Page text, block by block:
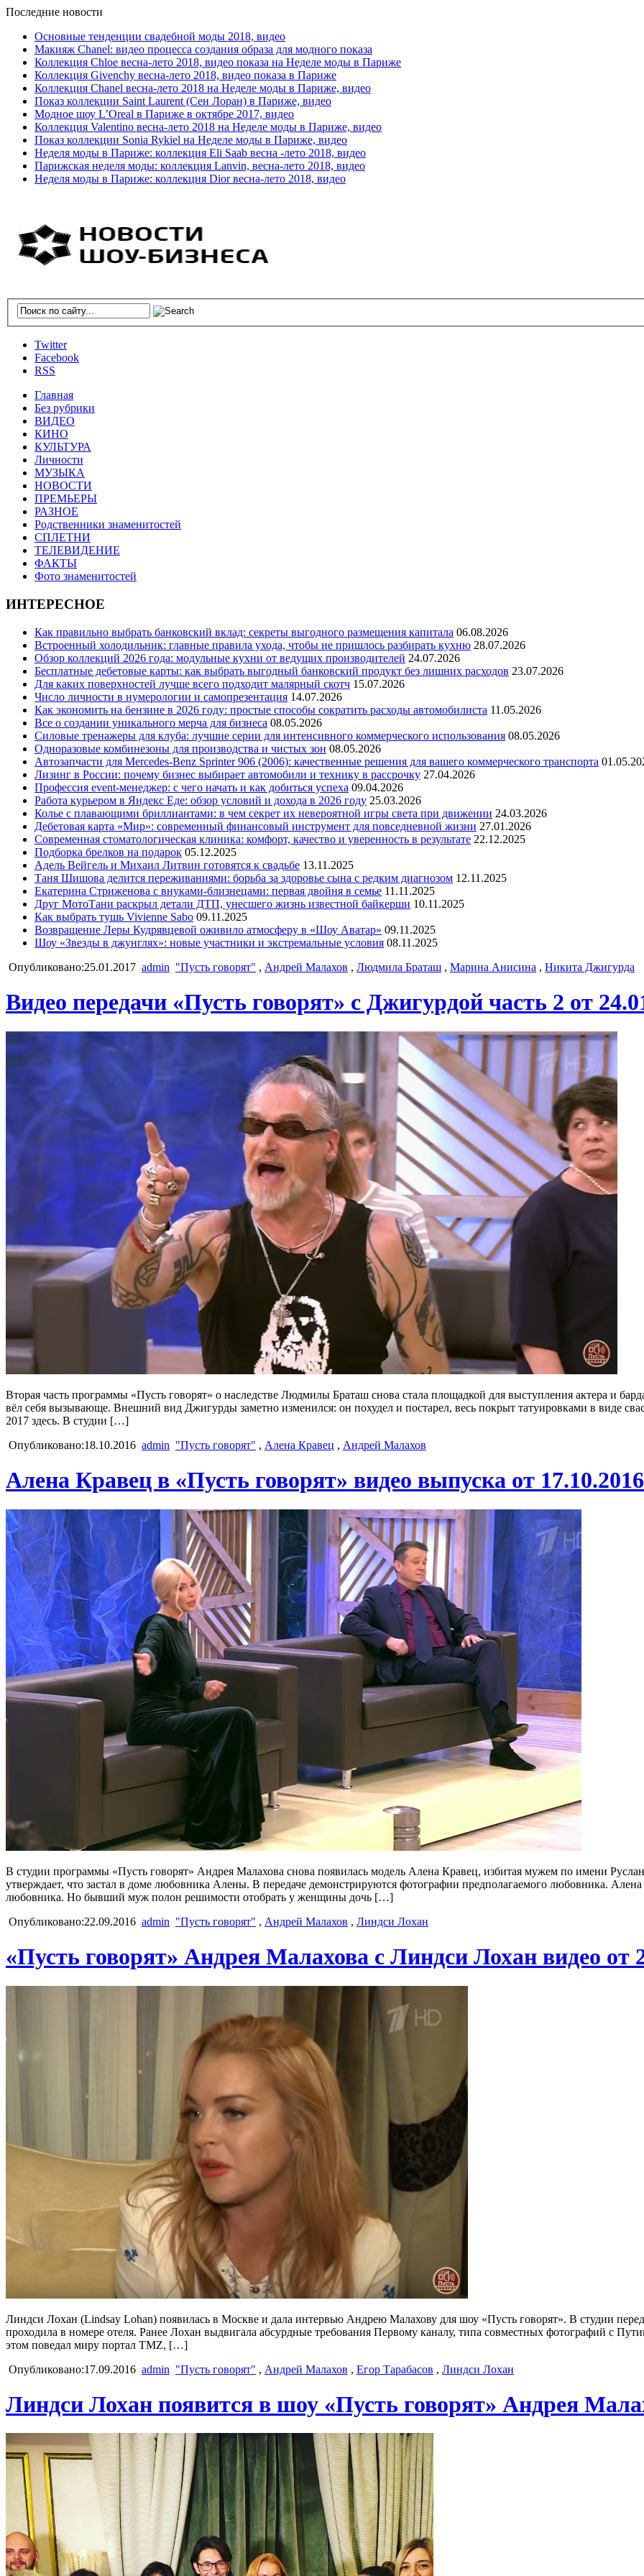
Последние новости
Основные тенденции свадебной моды 2018, видео
Макияж Chanel: видео процесса создания образа для модного показа
Коллекция Chloe весна-лето 2018, видео показа на Неделе моды в Париже
Коллекция Givenchy весна-лето 2018, видео показа в Париже
Коллекция Chanel весна-лето 2018 на Неделе моды в Париже, видео
Показ коллекции Saint Laurent (Сен Лоран) в Париже, видео
Модное шоу L’Oreal в Париже в октябре 2017, видео
Коллекция Valentino весна-лето 2018 на Неделе моды в Париже, видео
Показ коллекции Sonia Rykiel на Неделе моды в Париже, видео
Неделя моды в Париже: коллекция Eli Saab весна -лето 2018, видео
Парижская неделя моды: коллекция Lanvin, весна-лето 2018, видео
Неделя моды в Париже: коллекция Dior весна-лето 2018, видео
Twitter
Facebook
RSS
Главная
Без рубрики
ВИДЕО
КИНО
КУЛЬТУРА
Личности
МУЗЫКА
НОВОСТИ
ПРЕМЬЕРЫ
РАЗНОЕ
Родственники знаменитостей
СПЛЕТНИ
ТЕЛЕВИДЕНИЕ
ФАКТЫ
Фото знаменитостей
ИНТЕРЕСНОЕ
Как правильно выбрать банковский вклад: секреты выгодного размещения капитала 06.08.2026
Встроенный холодильник: главные правила ухода, чтобы не пришлось разбирать кухню 28.07.2026
Обзор коллекций 2026 года: модульные кухни от ведущих производителей 24.07.2026
Бесплатные дебетовые карты: как выбрать выгодный банковский продукт без лишних расходов 23.07.2026
Для каких поверхностей лучше всего подходит малярный скотч 15.07.2026
Число личности в нумерологии и самопрезентация 14.07.2026
Как экономить на бензине в 2026 году: простые способы сократить расходы автомобилиста 11.05.2026
Все о создании уникального мерча для бизнеса 08.05.2026
Силовые тренажеры для клуба: лучшие серии для интенсивного коммерческого использования 08.05.2026
Одноразовые комбинезоны для производства и чистых зон 08.05.2026
Автозапчасти для Mercedes-Benz Sprinter 906 (2006): качественные решения для вашего коммерческого транспорта
Лизинг в России: почему бизнес выбирает автомобили и технику в рассрочку 27.04.2026
Профессия event-менеджер: с чего начать и как добиться успеха 09.04.2026
Работа курьером в Яндекс Еде: обзор условий и дохода в 2026 году 25.03.2026
Колье с плавающими бриллиантами: в чем секрет их невероятной игры света при движении 24.03.2026
Дебетовая карта «Мир»: современный финансовый инструмент для повседневной жизни 27.01.2026
Современная стоматологическая клиника: комфорт, качество и уверенность в результате 22.12.2025
Подборка брелков на подарок 05.12.2025
Адель Вейгель и Михаил Литвин готовятся к свадьбе 13.11.2025
Таня Шишова делится переживаниями: борьба за здоровье сына с редким диагнозом 12.11.2025
Екатерина Стриженова с внуками-близнецами: первая двойня в семье 11.11.2025
Друг МотоТани раскрыл детали ДТП, унесшего жизнь известной байкерши 10.11.2025
Как выбрать тушь Vivienne Sabo 09.11.2025
Возвращение Леры Кудрявцевой оживило атмосферу в «Шоу Аватар» 09.11.2025
Шоу «Звезды в джунглях»: новые участники и экстремальные условия 08.11.2025
Опубликовано:25.01.2017 admin "Пусть говорят" , Андрей Малахов , Людмила Браташ , Марина Анисина , Никита Джигурда
Видео передачи «Пусть говорят» с Джигурдой часть 2 от
Вторая часть программы «Пусть говорят» о наследстве Людмилы Браташ снова стала площадкой для выступления актера и
вёл себя вызывающе. Внешний вид Джигурды заметно изменился: он похудел и постарел, весь покрыт татуировками в виде
2017 здесь. В студии […]
Опубликовано:18.10.2016 admin "Пусть говорят" , Алена Кравец , Андрей Малахов
Алена Кравец в «Пусть говорят» видео выпуска от 17.10.2016
В студии программы «Пусть говорят» Андрея Малахова снова появилась модель Алена Кравец, избитая мужем по имени
утверждает, что застал в доме любовника Алены. В передаче демонстрируются фотографии предполагаемого любовника.
любовника. Но бывший муж полон решимости отобрать у женщины дочь […]
Опубликовано:22.09.2016 admin "Пусть говорят" , Андрей Малахов , Линдси Лохан
«Пусть говорят» Андрея Малахова с Линдси Лохан видео от
Линдси Лохан (Lindsay Lohan) появилась в Москве и дала интервью Андрею Малахову для шоу «Пусть говорят». В студии
проходила в номере отеля. Ранее Лохан выдвигала абсурдные требования Первому каналу, типа совместных фотографий с
этом поведал миру портал TMZ, […]
Опубликовано:17.09.2016 admin "Пусть говорят" , Андрей Малахов , Егор Тарабасов , Линдси Лохан
Линдси Лохан появится в шоу «Пусть говорят» Андрея